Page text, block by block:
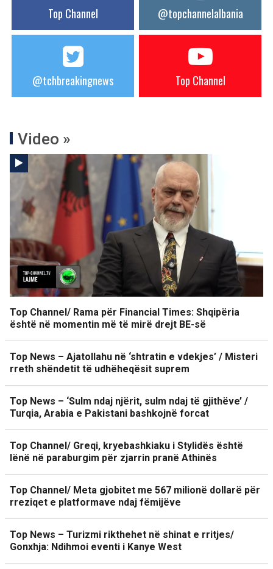
Top Channel @topchannelalbania
@tchbreakingnews Top Channel
Video »
Top Channel/ Rama për Financial Times: Shqipëria
është në momentin më të mirë drejt BE-së
Top News – Ajatollahu në ‘shtratin e vdekjes’ / Misteri
rreth shëndetit të udhëheqësit suprem
Top News – ‘Sulm ndaj njërit, sulm ndaj të gjithëve’ /
Turqia, Arabia e Pakistani bashkojnë forcat
Top Channel/ Greqi, kryebashkiaku i Stylidës është
lënë në paraburgim për zjarrin pranë Athinës
Top Channel/ Meta gjobitet me 567 milionë dollarë për
rreziqet e platformave ndaj fëmijëve
Top News – Turizmi rikthehet në shinat e rritjes/
Gonxhja: Ndihmoi eventi i Kanye West